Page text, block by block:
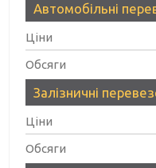
Автомобільні
Ціни
Обсяги
Залізничні
Ціни
Обсяги